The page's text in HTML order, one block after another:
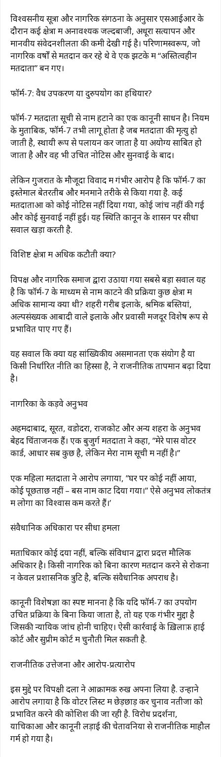
विश्वसनीय सूत्रों और नागरिक संगठनों के अनुसार एसआईआर के
दौरान कई क्षेत्रों में अनावश्यक जल्दबाजी, अधूरा सत्यापन और
मानवीय संवेदनशीलता की कमी देखी गई है। परिणामस्वरूप, जो
नागरिक वर्षों से मतदान कर रहे थे वे एक झटके में “अस्तित्वहीन
मतदाता” बन गए।
फॉर्म-7: वैध उपकरण या दुरुपयोग का हथियार?
फॉर्म-7 मतदाता सूची से नाम हटाने का एक कानूनी साधन है। नियम
के मुताबिक, फॉर्म-7 तभी लागू होता है जब मतदाता की मृत्यु हो
जाती है, स्थायी रूप से पलायन कर जाता है या अयोग्य साबित हो
जाता है और वह भी उचित नोटिस और सुनवाई के बाद।
लेकिन गुजरात के मौजूदा विवाद में गंभीर आरोप है कि फॉर्म-7 का
इस्तेमाल बेतरतीब और मनमाने तरीके से किया गया है. कई
मतदाताओं को कोई नोटिस नहीं दिया गया, कोई जांच नहीं की गई
और कोई सुनवाई नहीं हुई। यह स्थिति कानून के शासन पर सीधा
सवाल खड़ा करती है.
विशिष्ट क्षेत्रों में अधिक कटौती क्यों?
विपक्ष और नागरिक समाज द्वारा उठाया गया सबसे बड़ा सवाल यह
है कि फॉर्म-7 के माध्यम से नाम काटने की प्रक्रिया कुछ क्षेत्रों में
अधिक सामान्य क्यों थी? शहरी गरीब इलाके, श्रमिक बस्तियां,
अल्पसंख्यक आबादी वाले इलाके और प्रवासी मजदूर विशेष रूप से
प्रभावित पाए गए हैं।
यह सवाल कि क्या यह सांख्यिकीय असमानता एक संयोग है या
किसी निर्धारित नीति का हिस्सा है, ने राजनीतिक तापमान बढ़ा दिया
है।
नागरिकों के कड़वे अनुभव
अहमदाबाद, सूरत, वडोदरा, राजकोट और अन्य शहरों के अनुभव
बेहद चिंताजनक हैं। एक बुजुर्ग मतदाता ने कहा, ”मेरे पास वोटर
कार्ड, आधार सब कुछ है, लेकिन मेरा नाम सूची में नहीं है।”
एक महिला मतदाता ने आरोप लगाया, ”घर पर कोई नहीं आया,
कोई पूछताछ नहीं – बस नाम काट दिया गया।” ऐसे अनुभव लोकतंत्र
में लोगों का विश्वास कम करते हैं।’
संवैधानिक अधिकारों पर सीधा हमला
मताधिकार कोई दया नहीं, बल्कि संविधान द्वारा प्रदत्त मौलिक
अधिकार है। किसी नागरिक को बिना कारण मतदान करने से रोकना
न केवल प्रशासनिक त्रुटि है, बल्कि संवैधानिक अपराध है।
कानूनी विशेषज्ञों का स्पष्ट मानना ​​है कि यदि फॉर्म-7 का उपयोग
उचित प्रक्रिया के बिना किया जाता है, तो यह एक गंभीर मुद्दा है
जिसकी न्यायिक जांच होनी चाहिए। ऐसी कार्रवाई के ख़िलाफ़ हाई
कोर्ट और सुप्रीम कोर्ट में चुनौती मिल सकती है.
राजनीतिक उत्तेजना और आरोप-प्रत्यारोप
इस मुद्दे पर विपक्षी दलों ने आक्रामक रुख अपना लिया है. उन्होंने
आरोप लगाया है कि वोटर लिस्ट में छेड़छाड़ कर चुनाव नतीजों को
प्रभावित करने की कोशिश की जा रही है. विरोध प्रदर्शनों,
याचिकाओं और कानूनी लड़ाई की चेतावनियों से राजनीतिक माहौल
गर्म हो गया है।